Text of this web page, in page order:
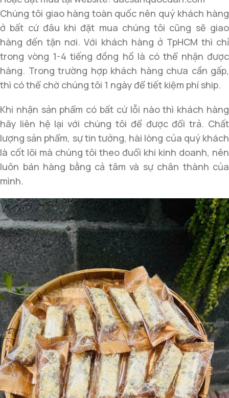
Chúng tôi giao hàng toàn quốc nên quý khách hàng
ở bất cứ đâu khi đặt mua chúng tôi cũng sẽ giao
hàng đến tận nơi. Với khách hàng ở TpHCM thì chỉ
trong vòng 1-4 tiếng đồng hồ là có thể nhận được
hàng. Trong trường hợp khách hàng chưa cần gấp,
thì có thể chờ chúng tôi 1 ngày để tiết kiệm phí ship.
Khi nhận sản phẩm có bất cứ lỗi nào thì khách hàng
hãy liên hệ lại với chúng tôi để được đổi trả. Chất
lượng sản phẩm, sự tin tưởng, hài lòng của quý khách
là cốt lõi mà chúng tôi theo đuổi khi kinh doanh, nên
luôn bán hàng bằng cả tâm và sự chân thành của
mình.